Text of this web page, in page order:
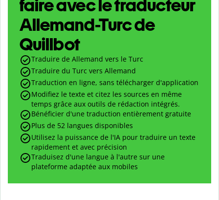
faire avec le traducteur
Allemand-Turc de
Quillbot
Traduire de Allemand vers le Turc
Traduire du Turc vers Allemand
Traduction en ligne, sans télécharger d'application
Modifiez le texte et citez les sources en même
temps grâce aux outils de rédaction intégrés.
Bénéficier d'une traduction entièrement gratuite
Plus de 52 langues disponibles
Utilisez la puissance de l'IA pour traduire un texte
rapidement et avec précision
Traduisez d'une langue à l'autre sur une
plateforme adaptée aux mobiles